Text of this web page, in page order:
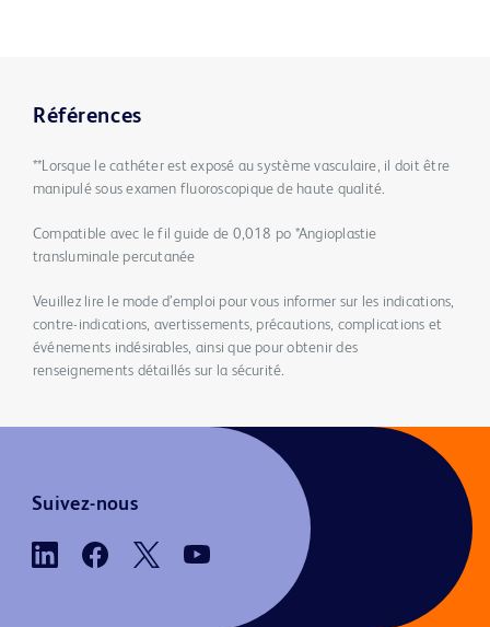
Références
**Lorsque le cathéter est exposé au système vasculaire, il doit être
manipulé sous examen fluoroscopique de haute qualité.
Compatible avec le fil guide de 0,018 po *Angioplastie
transluminale percutanée
Veuillez lire le mode d’emploi pour vous informer sur les indications,
contre-indications, avertissements, précautions, complications et
événements indésirables, ainsi que pour obtenir des
renseignements détaillés sur la sécurité.
Suivez-nous